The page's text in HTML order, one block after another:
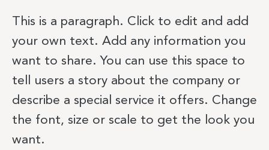
This is a paragraph. Click to edit and add
your own text. Add any information you
want to share. You can use this space to
tell users a story about the company or
describe a special service it offers. Change
the font, size or scale to get the look you
want.